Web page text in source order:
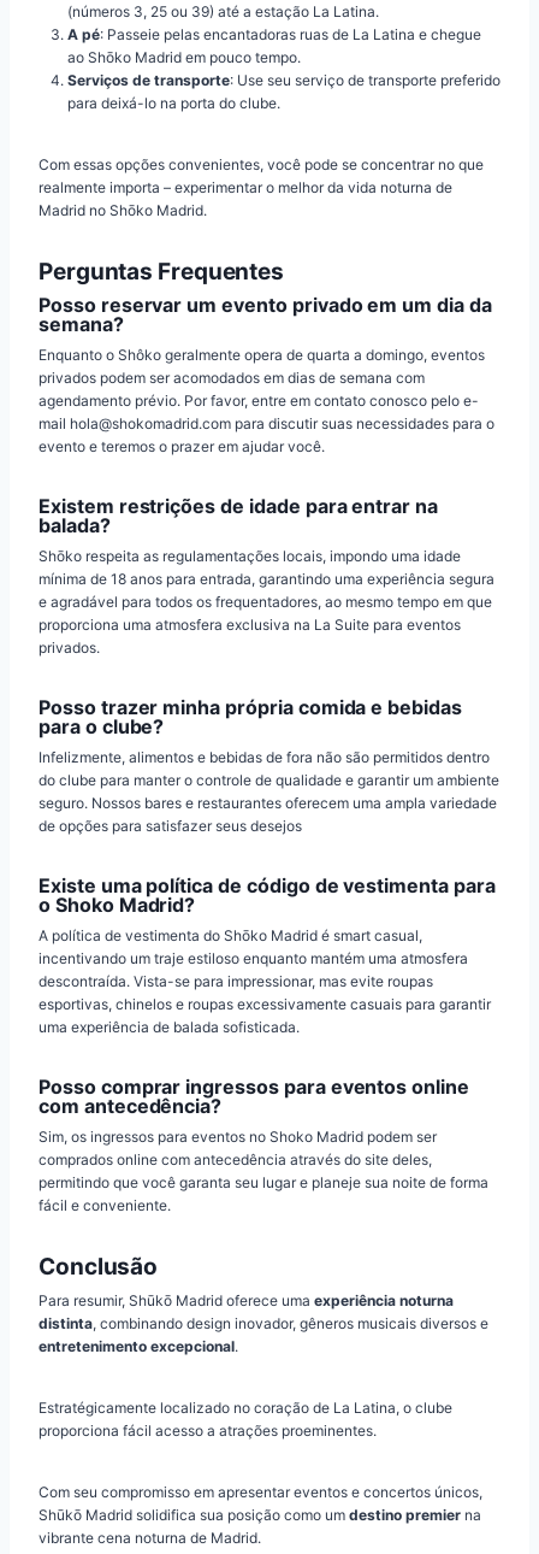
(números 3, 25 ou 39) até a estação La Latina.
A pé: Passeie pelas encantadoras ruas de La Latina e chegue
ao Shōko Madrid em pouco tempo.
Serviços de transporte: Use seu serviço de transporte preferido
para deixá-lo na porta do clube.
Com essas opções convenientes, você pode se concentrar no que
realmente importa – experimentar o melhor da vida noturna de
Madrid no Shōko Madrid.
Perguntas Frequentes
Posso reservar um evento privado em um dia da
semana?
Enquanto o Shôko geralmente opera de quarta a domingo, eventos
privados podem ser acomodados em dias de semana com
agendamento prévio. Por favor, entre em contato conosco pelo e-
mail hola@shokomadrid.com para discutir suas necessidades para o
evento e teremos o prazer em ajudar você.
Existem restrições de idade para entrar na
balada?
Shōko respeita as regulamentações locais, impondo uma idade
mínima de 18 anos para entrada, garantindo uma experiência segura
e agradável para todos os frequentadores, ao mesmo tempo em que
proporciona uma atmosfera exclusiva na La Suite para eventos
privados.
Posso trazer minha própria comida e bebidas
para o clube?
Infelizmente, alimentos e bebidas de fora não são permitidos dentro
do clube para manter o controle de qualidade e garantir um ambiente
seguro. Nossos bares e restaurantes oferecem uma ampla variedade
de opções para satisfazer seus desejos
Existe uma política de código de vestimenta para
o Shoko Madrid?
A política de vestimenta do Shōko Madrid é smart casual,
incentivando um traje estiloso enquanto mantém uma atmosfera
descontraída. Vista-se para impressionar, mas evite roupas
esportivas, chinelos e roupas excessivamente casuais para garantir
uma experiência de balada sofisticada.
Posso comprar ingressos para eventos online
com antecedência?
Sim, os ingressos para eventos no Shoko Madrid podem ser
comprados online com antecedência através do site deles,
permitindo que você garanta seu lugar e planeje sua noite de forma
fácil e conveniente.
Conclusão
Para resumir, Shūkō Madrid oferece uma experiência noturna
distinta, combinando design inovador, gêneros musicais diversos e
entretenimento excepcional.
Estratégicamente localizado no coração de La Latina, o clube
proporciona fácil acesso a atrações proeminentes.
Com seu compromisso em apresentar eventos e concertos únicos,
Shūkō Madrid solidifica sua posição como um destino premier na
vibrante cena noturna de Madrid.